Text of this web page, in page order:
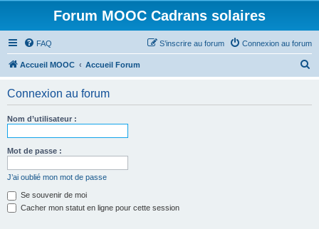
Forum MOOC Cadrans solaires
FAQ Connexion au forum
S’inscrire au forum
Accueil MOOC Accueil Forum
Connexion au forum
Nom d’utilisateur :
Mot de passe :
J’ai oublié mon mot de passe
Se souvenir de moi
Cacher mon statut en ligne pour cette session